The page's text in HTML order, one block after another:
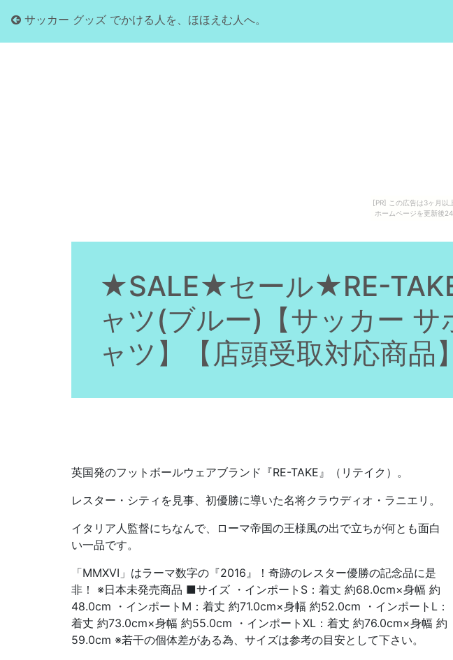
[PR] この広告は3ヶ月以
ホームページを更新後
サッカー グッズ でかける人を、ほほえむ人へ。
★SALE★セール★RE-
ャツ(ブルー)【サッカー
ャツ】【店頭受取対応商品】
英国発のフットボールウェアブランド『RE-TAKE』（リテイク）。
レスター・シティを見事、初優勝に導いた名将クラウディオ・ラニエリ。
イタリア人監督にちなんで、ローマ帝国の王様風の出で立ちが何とも面白
い一品です。
「MMXVI」はラーマ数字の『2016』！奇跡のレスター優勝の記念品に是
非！ ※日本未発売商品 ■サイズ ・インポートS：着丈 約68.0cm×身幅 約
48.0cm ・インポートM：着丈 約71.0cm×身幅 約52.0cm ・インポートL：
着丈 約73.0cm×身幅 約55.0cm ・インポートXL：着丈 約76.0cm×身幅 約
59.0cm ※若干の個体差がある為、サイズは参考の目安として下さい。